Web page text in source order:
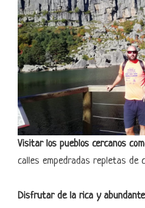
Visitar los pueblos cercanos
calles empedradas repletas de
Disfrutar de la rica y